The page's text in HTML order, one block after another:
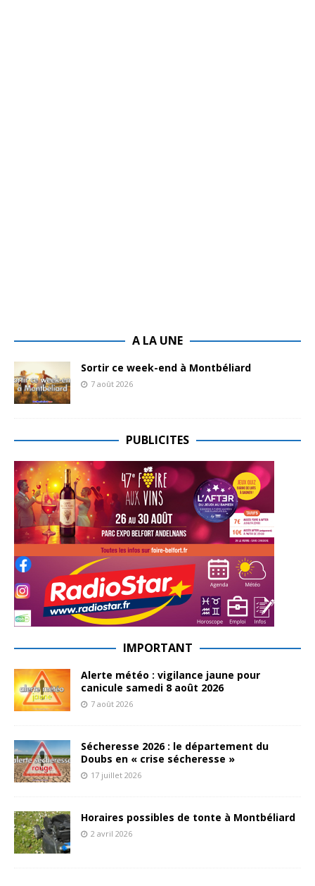
A LA UNE
Sortir ce week-end à Montbéliard
7 août 2026
PUBLICITES
IMPORTANT
Alerte météo : vigilance jaune pour
canicule samedi 8 août 2026
7 août 2026
Sécheresse 2026 : le département du
Doubs en « crise sécheresse »
17 juillet 2026
Horaires possibles de tonte à Montbéliard
2 avril 2026